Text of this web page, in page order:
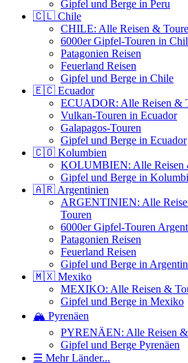
Gipfel und Berge in Peru
🇨🇱 Chile
CHILE: Alle Reisen &
6000er Gipfel-Touren in
Patagonien Reisen
Feuerland Reisen
Gipfel und Berge in Chile
🇪🇨 Ecuador
ECUADOR: Alle Reisen &
Vulkan-Touren in Ecuador
Galapagos-Touren
Gipfel und Berge in Ecuador
🇨🇴 Kolumbien
KOLUMBIEN: Alle Reisen
Gipfel und Berge in
🇦🇷 Argentinien
ARGENTINIEN: Alle
Touren
6000er Gipfel-Touren
Patagonien Reisen
Feuerland Reisen
Gipfel und Berge in
🇲🇽 Mexiko
MEXIKO: Alle Reisen &
Gipfel und Berge in Mexiko
🏔️ Pyrenäen
PYRENÄEN: Alle Reisen &
Gipfel und Berge Pyrenäen
☰ Mehr Länder...